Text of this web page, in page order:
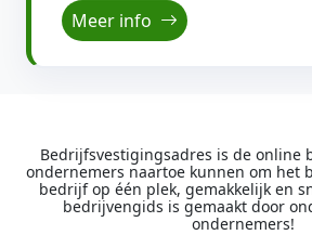
Meer info
Bedrijfsvestigingsadres is de online
ondernemers naartoe kunnen om het
bedrijf op één plek, gemakkelijk en
bedrijvengids is gemaakt door
ondernemers!